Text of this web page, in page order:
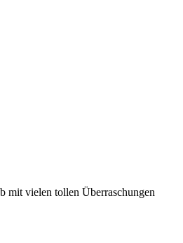
mit vielen tollen Überraschungen